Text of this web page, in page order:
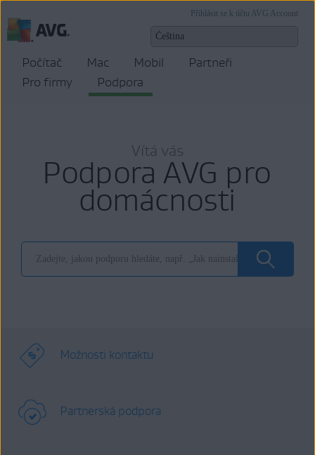
Přihlásit se k účtu AVG Account
Počítač Mac Mobil
Partneři
Pro firmy
Podpora
Vítá vás
Podpora AVG pro
domácnosti
Možnosti kontaktu
Partnerská podpora